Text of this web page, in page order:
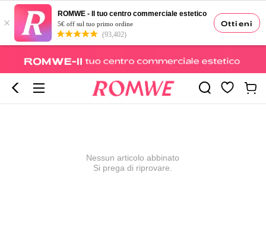
Ottieni
×
ROMWE - Il tuo centro commerciale estetico
5€ off sul tuo primo ordine
(93,402)
Nessun articolo abbinato
Si prega di riprovare.